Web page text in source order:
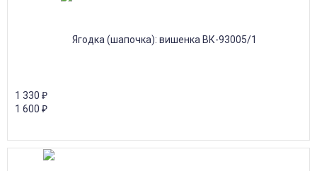
1 330 ₽
1 600 ₽